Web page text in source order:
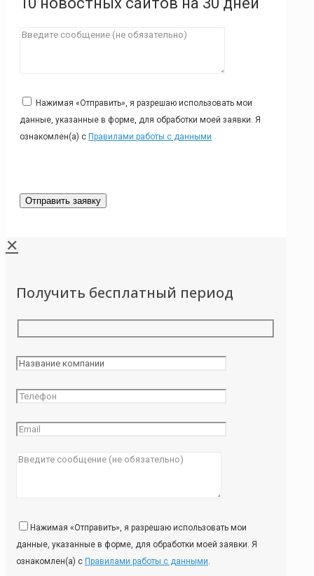
Нажимая «Отправить», я разрешаю использовать мои
данные, указанные в форме, для обработки моей заявки. Я
ознакомлен(а) с Правилами работы с данными
✕
Получить бесплатный период
Нажимая «Отправить», я разрешаю использовать мои
данные, указанные в форме, для обработки моей заявки. Я
ознакомлен(а) с Правилами работы с данными.